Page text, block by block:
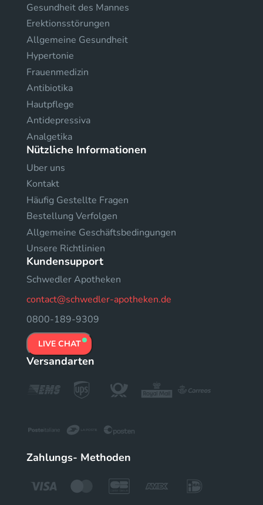
Gesundheit des Mannes
Erektionsstörungen
Allgemeine Gesundheit
Hypertonie
Frauenmedizin
Antibiotika
Hautpflege
Antidepressiva
Analgetika
Nützliche Informationen
Uber uns
Kontakt
Häufig Gestellte Fragen
Bestellung Verfolgen
Allgemeine Geschäftsbedingungen
Unsere Richtlinien
Kundensupport
Schwedler Apotheken
contact@schwedler-apotheken.de
0800-189-9309
LIVE CHAT
Versandarten
Zahlungs- Methoden